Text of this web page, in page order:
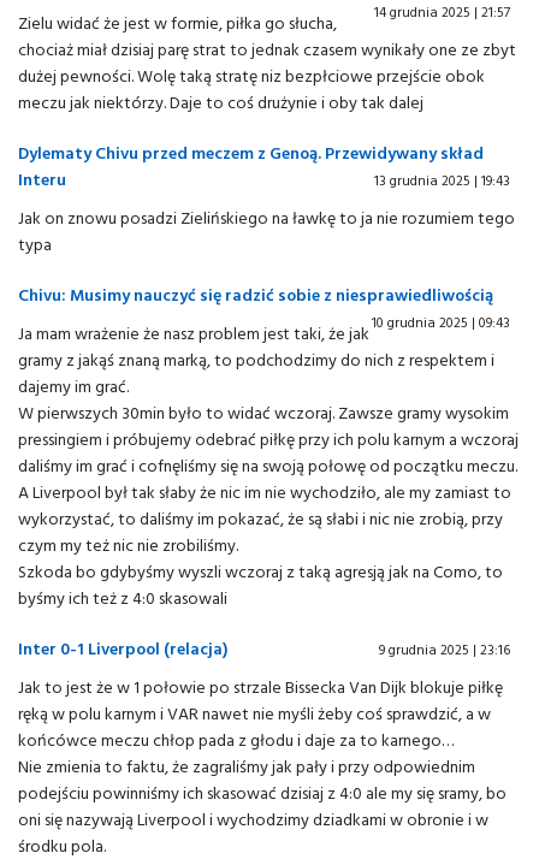
14 grudnia 2025 | 21:57
Zielu widać że jest w formie, piłka go słucha,
chociaż miał dzisiaj parę strat to jednak czasem wynikały one ze zbyt
dużej pewności. Wolę taką stratę niz bezpłciowe przejście obok
meczu jak niektórzy. Daje to coś drużynie i oby tak dalej
Dylematy Chivu przed meczem z Genoą. Przewidywany skład
Interu
13 grudnia 2025 | 19:43
Jak on znowu posadzi Zielińskiego na ławkę to ja nie rozumiem tego
typa
Chivu: Musimy nauczyć się radzić sobie z niesprawiedliwością
10 grudnia 2025 | 09:43
Ja mam wrażenie że nasz problem jest taki, że jak
gramy z jakąś znaną marką, to podchodzimy do nich z respektem i
dajemy im grać.
W pierwszych 30min było to widać wczoraj. Zawsze gramy wysokim
pressingiem i próbujemy odebrać piłkę przy ich polu karnym a wczoraj
daliśmy im grać i cofnęliśmy się na swoją połowę od początku meczu.
A Liverpool był tak słaby że nic im nie wychodziło, ale my zamiast to
wykorzystać, to daliśmy im pokazać, że są słabi i nic nie zrobią, przy
czym my też nic nie zrobiliśmy.
Szkoda bo gdybyśmy wyszli wczoraj z taką agresją jak na Como, to
byśmy ich też z 4:0 skasowali
Inter 0-1 Liverpool (relacja)
9 grudnia 2025 | 23:16
Jak to jest że w 1 połowie po strzale Bissecka Van Dijk blokuje piłkę
ręką w polu karnym i VAR nawet nie myśli żeby coś sprawdzić, a w
końcówce meczu chłop pada z głodu i daje za to karnego…
Nie zmienia to faktu, że zagraliśmy jak pały i przy odpowiednim
podejściu powinniśmy ich skasować dzisiaj z 4:0 ale my się sramy, bo
oni się nazywają Liverpool i wychodzimy dziadkami w obronie i w
środku pola.